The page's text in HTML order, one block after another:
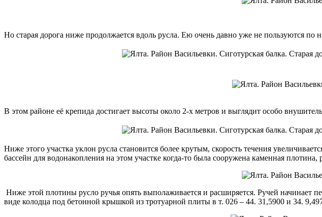
Но старая дорога ниже продолжается вдоль русла. Ею очень давно уже не пользуются
В этом районе её крепида достигает высоты около 2-х метров и выглядит особо
Ниже этого участка уклон русла становится более крутым, скорость течения
бассейн для водонакопления на этом участке когда-то была сооружена каменная
Ниже этой плотины русло ручья опять выполаживается и расширяется. Ручей начинает
виде колодца под бетонной крышкой из тротуарной плиты в т. 026 – 44. 31,5900 и 34.